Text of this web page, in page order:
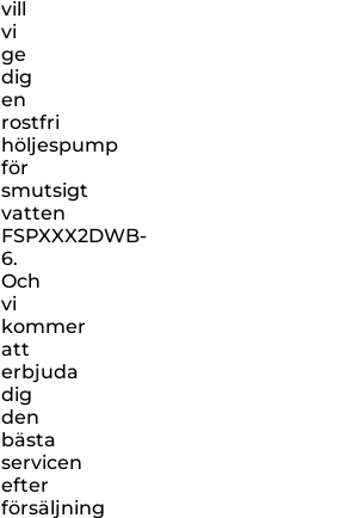
vill
vi
ge
dig
en
rostfri
höljespump
för
smutsigt
vatten
FSPXXX2DWB-
6.
Och
vi
kommer
att
erbjuda
dig
den
bästa
servicen
efter
försäljning